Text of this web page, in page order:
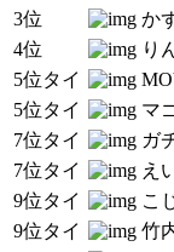
3位
か
4位
り
5位タイ
5位タイ
マ
7位タイ
ガ
7位タイ
え
9位タイ
こ
9位タイ
竹